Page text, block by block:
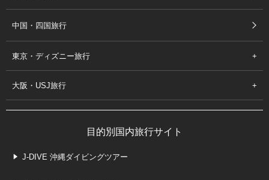
中国・四国旅行
東京・ディズニー旅行
大阪・USJ旅行
目的別国内旅行サイト
J-DIVE 沖縄ダイビングツアー